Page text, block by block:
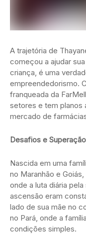
A trajetória de
começou a ajudar
criança, é uma
empreendedorismo.
franqueada da
setores e tem planos
mercado de
Desafios e
Nascida em uma
no Maranhão e
onde a luta diária
ascensão eram
lado de sua mãe no
no Pará, onde a
condições simples.